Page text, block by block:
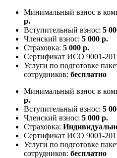
Минимальный взнос в
р.
Вступительный взнос: 5
Членский взнос: 5 000 р.
Страховка: 5 000 р.
Сертификат ИСО 9001-
Услуги по подготовке
сотрудников: бесплатно
Минимальный взнос в
р.
Вступительный взнос: 5
Членский взнос: 5 000 р.
Страховка:
Сертификат ИСО 9001-
Услуги по подготовке
сотрудников: бесплатно